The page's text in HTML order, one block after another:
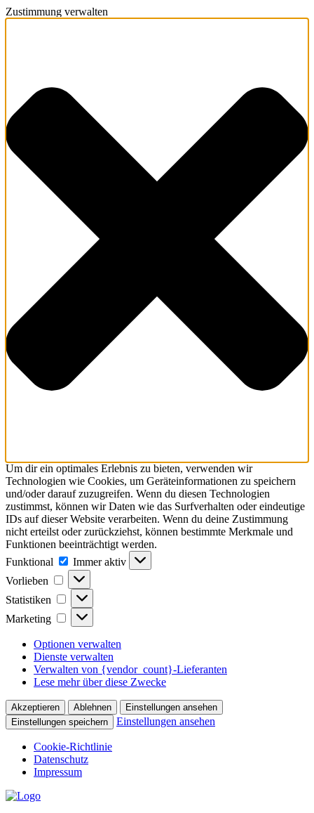
Zustimmung verwalten
Um dir ein optimales Erlebnis zu bieten, verwenden wir
Technologien wie Cookies, um Geräteinformationen zu speichern
und/oder darauf zuzugreifen. Wenn du diesen Technologien
zustimmst, können wir Daten wie das Surfverhalten oder eindeutige
IDs auf dieser Website verarbeiten. Wenn du deine Zustimmung
nicht erteilst oder zurückziehst, können bestimmte Merkmale und
Funktionen beeinträchtigt werden.
Funktional
Funktional
Immer aktiv
Vorlieben
Vorlieben
Statistiken Statistiken
Marketing Marketing
Optionen verwalten
Dienste verwalten
Verwalten von {vendor_count}-Lieferanten
Lese mehr über diese Zwecke
Akzeptieren Ablehnen
Einstellungen ansehen
Einstellungen speichern
Einstellungen ansehen
Cookie-Richtlinie
Datenschutz
Impressum